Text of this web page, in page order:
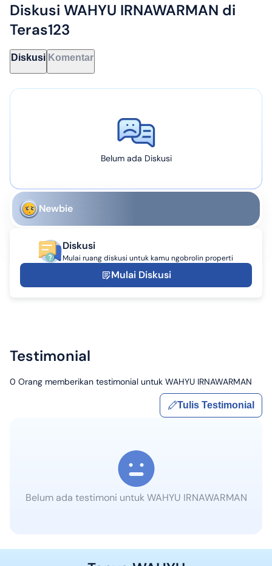
Diskusi WAHYU IRNAWARMAN di
Teras123
Diskusi Komentar
Belum ada Diskusi
Newbie
Diskusi
Mulai ruang diskusi untuk kamu ngobrolin properti
Mulai Diskusi
Testimonial
0 Orang memberikan testimonial untuk WAHYU IRNAWARMAN
Tulis Testimonial
Belum ada testimoni untukWAHYU IRNAWARMAN